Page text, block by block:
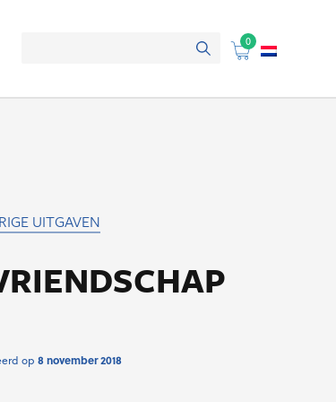
0
UITGAVEN
op 8 november 2018